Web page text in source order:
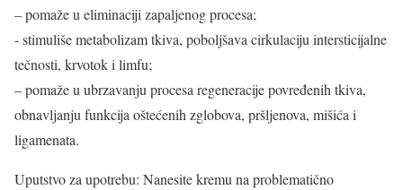
– pomaže u eliminaciji zapaljenog procesa;
- stimuliše metabolizam tkiva, poboljšava cirkulaciju intersticijalne
tečnosti, krvotok i limfu;
– pomaže u ubrzavanju procesa regeneracije povređenih tkiva,
obnavljanju funkcija oštećenih zglobova, pršljenova, mišića i
ligamenata.
Uputstvo za upotrebu: Nanesite kremu na problematično